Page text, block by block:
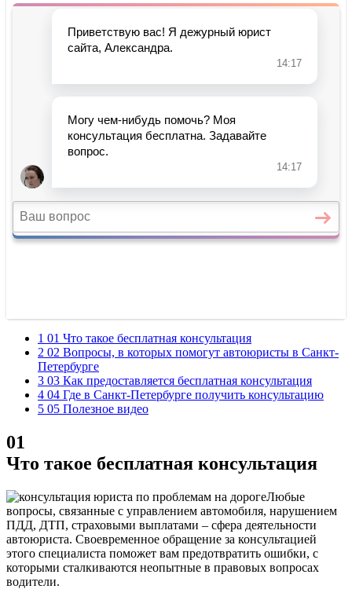
1 01 Что такое бесплатная консультация
2 02 Вопросы, в которых помогут автоюристы в Санкт-
Петербурге
3 03 Как предоставляется бесплатная консультация
4 04 Где в Санкт-Петербурге получить консультацию
5 05 Полезное видео
01
Что такое бесплатная консультация
Любые
вопросы, связанные с управлением автомобиля, нарушением
ПДД, ДТП, страховыми выплатами – сфера деятельности
автоюриста. Своевременное обращение за консультацией
этого специалиста поможет вам предотвратить ошибки, с
которыми сталкиваются неопытные в правовых вопросах
водители.